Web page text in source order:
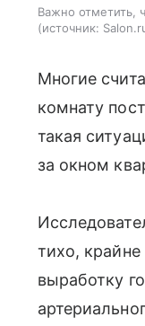
Важно отметить,
источник:
Многие
комнату
такая
за окном
тихо,
выработку